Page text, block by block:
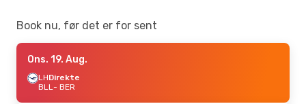
Book nu, før det er for sent
Ons. 19. Aug.
LHDirekte
BLL- BER